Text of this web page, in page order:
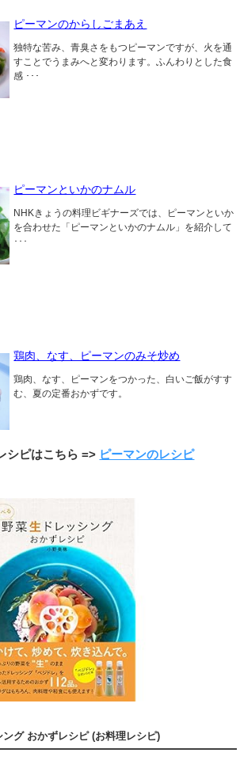
ピーマンのからしごまあえ
独特な苦み、青臭さをもつピーマンですが、火を通
すことでうまみへと変わります。ふんわりとした食
感 ･･･
ピーマンといかのナムル
NHKきょうの料理ビギナーズでは、ピーマンといか
を合わせた「ピーマンといかのナムル」を紹介して
･･･
鶏肉、なす、ピーマンのみそ炒め
鶏肉、なす、ピーマンをつかった、白いご飯がすす
む、夏の定番おかずです。
シピはこちら => ピーマンのレシピ
グ おかずレシピ (お料理レシピ)